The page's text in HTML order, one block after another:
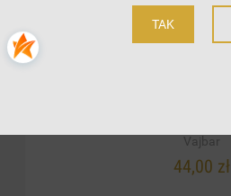
TAK
Vajbar
44,00 zł